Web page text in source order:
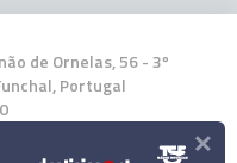
de Ornelas, 56 - 3º
Portugal
×